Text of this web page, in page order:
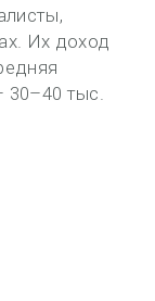
Их доход
30–40 тыс.